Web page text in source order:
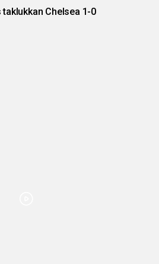
taklukkan Chelsea 1-0